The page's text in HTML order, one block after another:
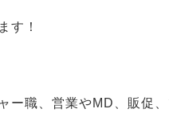
す！
職、営業やMD、販促